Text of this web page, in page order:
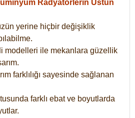
Radyatörlerin Üstün
yerine hiçbir değişiklik
modelleri ile mekanlara güzellik
farklılığı sayesinde sağlanan
farklı ebat ve boyutlarda